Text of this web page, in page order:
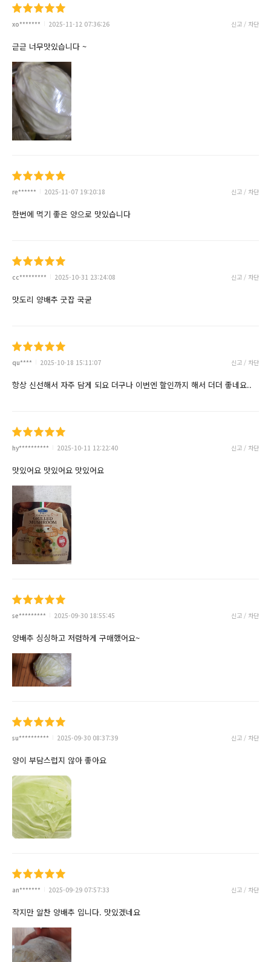
xo******* 2025-11-12 07:36:26 신고 / 차단
귿귿 너무맛있습니다 ~
re****** 2025-11-07 19:20:18 신고 / 차단
한번에 먹기 좋은 양으로 맛있습니다
cc********* 2025-10-31 23:24:08 신고 / 차단
맛도리 양배추 굿잡 국굳
qu**** 2025-10-18 15:11:07 신고 / 차단
항상 신선해서 자주 담게 되요 더구나 이번엔 할인까지 해서 더더 좋네요..
hy********** 2025-10-11 12:22:40 신고 / 차단
맛있어요 맛있어요 맛있어요
se********* 2025-09-30 18:55:45 신고 / 차단
양배추 싱싱하고 저렴하게 구매했어요~
su********** 2025-09-30 08:37:39 신고 / 차단
양이 부담스럽지 않아 좋아요
an******* 2025-09-29 07:57:33 신고 / 차단
작지만 알찬 양배추 입니다. 맛있겠네요